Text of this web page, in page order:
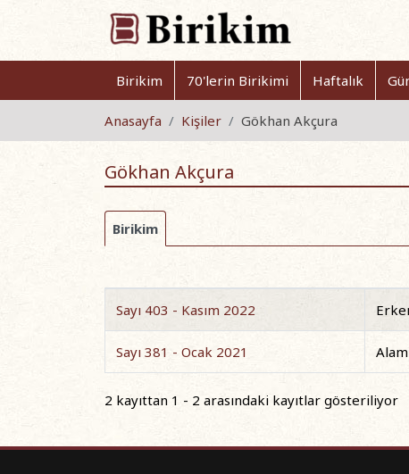
Birikim 70'lerin Birikimi Haftalık
Anasayfa Kişiler Gökhan Akçura
Gökhan Akçura
Birikim
Sayı 403 - Kasım 2022
Sayı 381 - Ocak 2021
2 kayıttan 1 - 2 arasındaki kayıtlar gösteriliyor